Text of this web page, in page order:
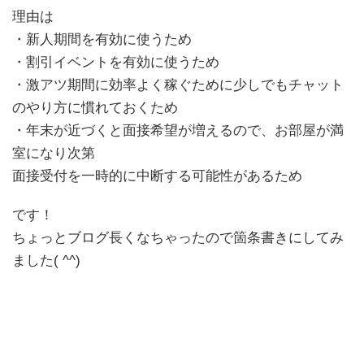
理由は
・新人期間を有効に使うため
・割引イベントを有効に使うため
・激アツ期間に効率よく稼ぐために少しでもチャット
のやり方に慣れておくため
・年末が近づくと面接希望が増えるので、お部屋が満
室になり次第
面接受付を一時的に中断する可能性があるため
です！
ちょっとブログ長くなちゃったので箇条書きにしてみ
ました( ^^)